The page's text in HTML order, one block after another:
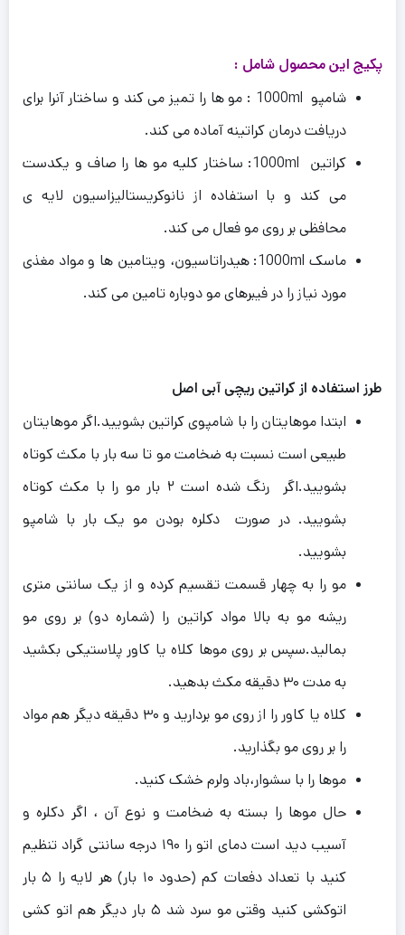
پکیج این محصول شامل :
شامپو 1000ml : مو ها را تمیز می کند و ساختار آنرا برای
دریافت درمان کراتینه آماده می کند.
کراتین 1000ml: ساختار کلیه مو ها را صاف و یکدست
می کند و با استفاده از نانوکریستالیزاسیون لایه ی
محافظی بر روی مو فعال می کند.
ماسک 1000ml: هیدراتاسیون، ویتامین ها و مواد مغذی
مورد نیاز را در فیبرهای مو دوباره تامین می کند.
طرز استفاده از کراتین ریچی آبی اصل
ابتدا موهایتان را با شامپوی کراتین بشویید.اگر موهایتان
طبیعی است نسبت به ضخامت مو تا سه بار با مکث کوتاه
بشویید.اگر رنگ شده است ۲ بار مو را با مکث کوتاه
بشویید. در صورت دکلره بودن مو یک بار با شامپو
بشویید.
مو را به چهار قسمت تقسیم کرده و از یک سانتی متری
ریشه مو به بالا مواد کراتین را (شماره دو) بر روی مو
بمالید.سپس بر روی موها کلاه یا کاور پلاستیکی بکشید
به مدت ۳۰ دقیقه مکث بدهید.
کلاه یا کاور را از روی مو بردارید و ۳۰ دقیقه دیگر هم مواد
را بر روی مو بگذارید.
موها را با سشوار،باد ولرم خشک کنید.
حال موها را بسته به ضخامت و نوع آن ، اگر دکلره و
آسیب دید است دمای اتو را ۱۹۰ درجه سانتی گراد تنظیم
کنید با تعداد دفعات کم (حدود ۱۰ بار) هر لایه را ۵ بار
اتوکشی کنید وقتی مو سرد شد ۵ بار دیگر هم اتو کشی